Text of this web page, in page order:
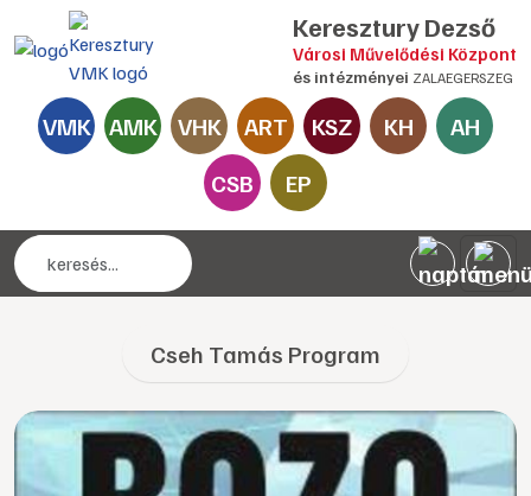
Keresztury Dezső
Városi Művelődési Központ
és intézményei ZALAEGERSZEG
VMK AMK VHK ART KSZ KH
AH
CSB
EP
Cseh Tamás Program